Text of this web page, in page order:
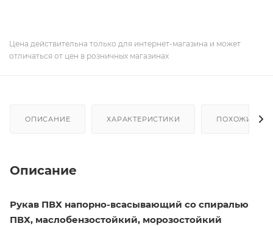
Цена действительна только для интернет-магазина и может
отличаться от цен в розничных магазинах
ОПИСАНИЕ ХАРАКТЕРИСТИКИ ПОХОЖИЕ
Описание
Рукав ПВХ напорно-всасывающий со спиралью
ПВХ, маслобензостойкий, морозостойкий